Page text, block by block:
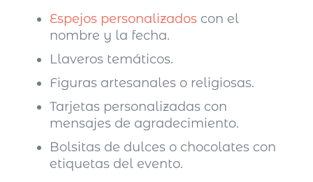
Espejos personalizados con el
nombre y la fecha.
Llaveros temáticos.
Figuras artesanales o religiosas.
Tarjetas personalizadas con
mensajes de agradecimiento.
Bolsitas de dulces o chocolates con
etiquetas del evento.